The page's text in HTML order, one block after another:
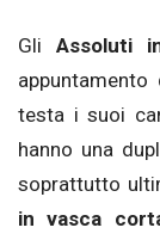
GliAssoluti
testa i suoi
hanno una
soprattutto
in vasca